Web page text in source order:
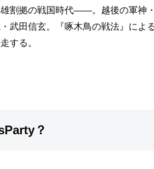
割拠の戦国時代――。越後の軍神
武田信玄。『啄木鳥の戦法』によ
する。
？